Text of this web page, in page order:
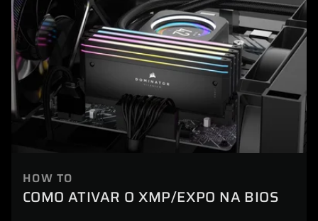
HOW TO
COMO ATIVAR O XMP/EXPO NA BIOS